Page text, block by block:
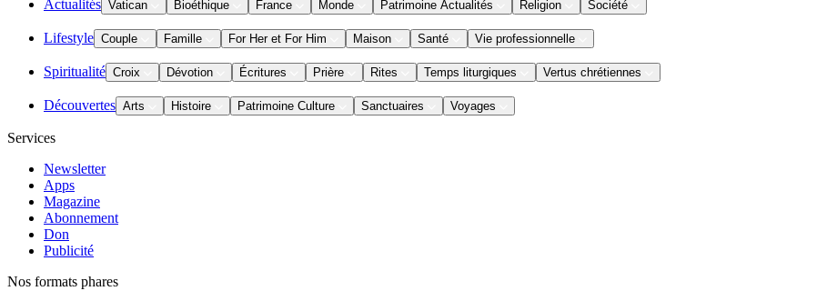
Actualités Vatican Bioéthique France Monde Patrimoine Actualités Religion Société
Lifestyle Couple Famille For Her et For Him Maison Santé Vie professionnelle
Spiritualité Croix Dévotion Écritures Prière Rites Temps liturgiques Vertus chrétiennes
Découvertes Arts Histoire Patrimoine Culture Sanctuaires Voyages
Services
Newsletter
Apps
Magazine
Abonnement
Don
Publicité
Nos formats phares